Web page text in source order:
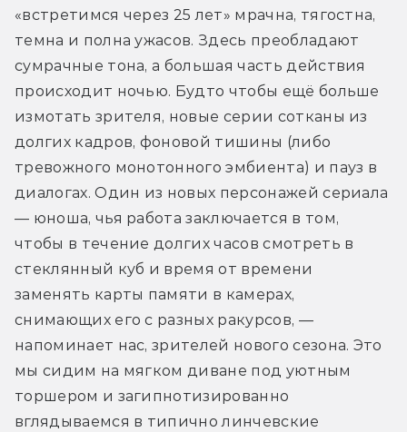
«встретимся через 25 лет» мрачна, тягостна,
темна и полна ужасов. Здесь преобладают
сумрачные тона, а большая часть действия
происходит ночью. Будто чтобы ещё больше
измотать зрителя, новые серии сотканы из
долгих кадров, фоновой тишины (либо
тревожного монотонного эмбиента) и пауз в
диалогах. Один из новых персонажей сериала
— юноша, чья работа заключается в том,
чтобы в течение долгих часов смотреть в
стеклянный куб и время от времени
заменять карты памяти в камерах,
снимающих его с разных ракурсов, —
напоминает нас, зрителей нового сезона. Это
мы сидим на мягком диване под уютным
торшером и загипнотизированно
вглядываемся в типично линчевские